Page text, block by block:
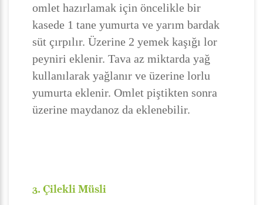
omlet hazırlamak için öncelikle bir
kasede 1 tane yumurta ve yarım bardak
süt çırpılır. Üzerine 2 yemek kaşığı lor
peyniri eklenir. Tava az miktarda yağ
kullanılarak yağlanır ve üzerine lorlu
yumurta eklenir. Omlet piştikten sonra
üzerine maydanoz da eklenebilir.
3. Çilekli Müsli